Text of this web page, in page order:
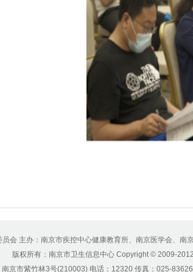
会 主办：南京市疾控中心健康教育所、南京医学会、南
版权所有：南京市卫生信息中心 Copyright © 2009-
南京市紫竹林3号(210003) 电话：12320 传真：025-